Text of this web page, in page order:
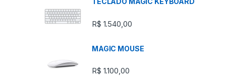
R$ 1.540,00
MAGIC MOUSE
R$ 1.100,00